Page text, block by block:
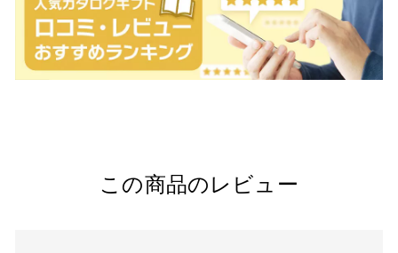
この商品のレビュー